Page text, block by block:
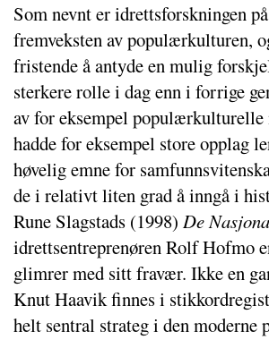
Som nevnt er idrettsforskningen
fremveksten av populærkulturen,
fristende å antyde en mulig
sterkere rolle i dag enn i forrige
av for eksempel populærkulturelle
hadde for eksempel store opplag
høvelig emne for
de i relativt liten grad å inngå i
Rune Slagstads (1998) De
idrettsentreprenøren Rolf Hofmo
glimrer med sitt fravær. Ikke en
Knut Haavik finnes i
helt sentral strateg i den